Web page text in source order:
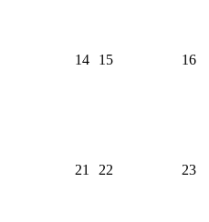
14 15 16
21 22 23